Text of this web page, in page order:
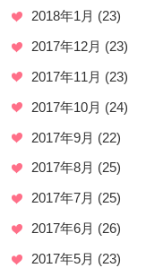
2018年1月 (23)
2017年12月 (23)
2017年11月 (23)
2017年10月 (24)
2017年9月 (22)
2017年8月 (25)
2017年7月 (25)
2017年6月 (26)
2017年5月 (23)